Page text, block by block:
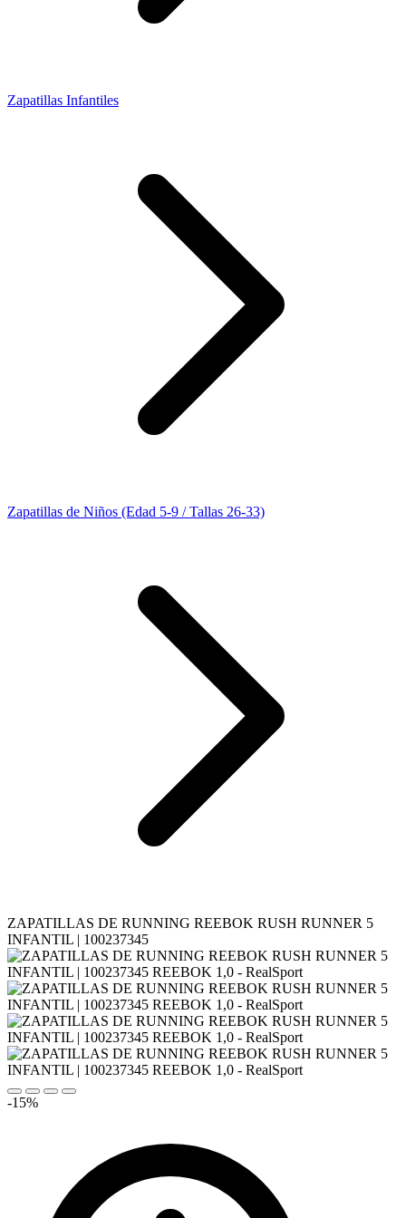
Zapatillas Infantiles
Zapatillas de Niños (Edad 5-9 / Tallas 26-33)
ZAPATILLAS DE RUNNING REEBOK RUSH RUNNER 5
INFANTIL | 100237345
-15%